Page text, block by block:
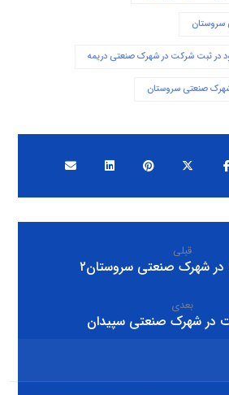
ثبت شرکت در شهرک صنعتی دريمه
صنعتی سروستان
قبلی
شهرک صنعتی سروستان۲
بعدی
در شهرک صنعتی سپيدان